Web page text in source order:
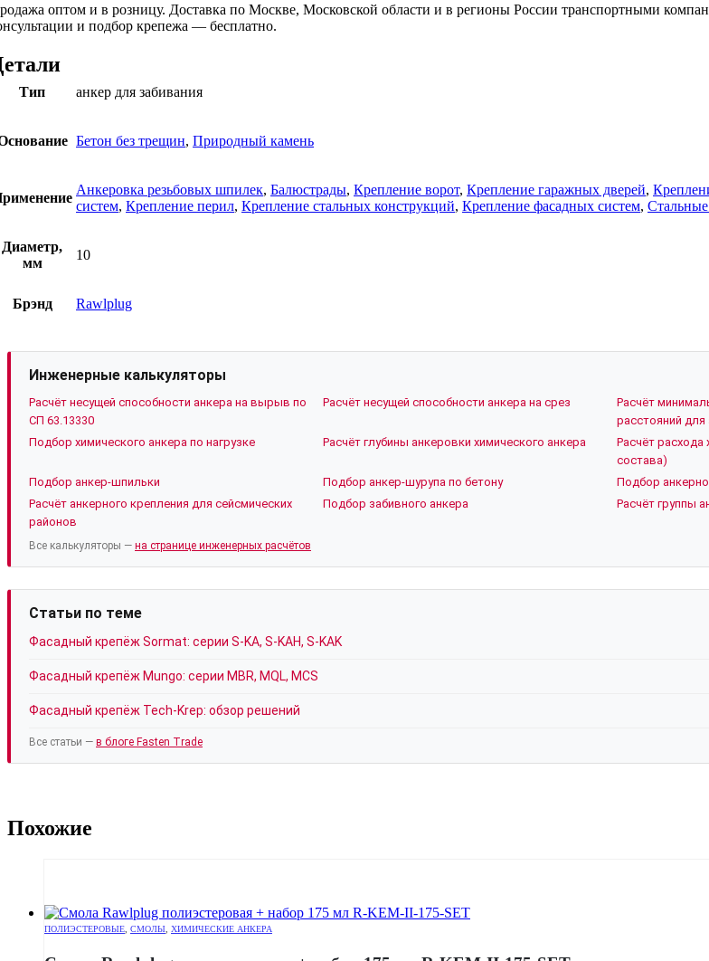
оптом и в розницу. Доставка по Москве, Московской области и в регионы России транспортными
и подбор крепежа — бесплатно.
Тип анкер для забивания
Бетон без трещин, Природный камень
Анкеровка резьбовых шпилек, Балюстрады, Крепление ворот, Крепление гаражных дверей,
систем, Крепление перил, Крепление стальных конструкций, Крепление фасадных систем,
Диаметр,
мм
10
Брэнд Rawlplug
Инженерные калькуляторы
Расчёт несущей способности анкера на вырыв по
СП 63.13330
Расчёт несущей способности анкера на срез
Расчёт
расстояний для
Подбор химического анкера по нагрузке Расчёт глубины анкеровки химического анкера
Расчёт расхода
состава)
Подбор анкер-шпильки
Подбор анкер-шурупа по бетону Подбор
Расчёт анкерного крепления для сейсмических
районов
Подбор забивного анкера Расчёт группы
Все калькуляторы — на странице инженерных расчётов
Статьи по теме
Фасадный крепёж Sormat: серии S-KA, S-KAH, S-KAK
Фасадный крепёж Mungo: серии MBR, MQL, MCS
Фасадный крепёж Tech-Krep: обзор решений
Все статьи — в блоге Fasten Trade
Похожие
ПОЛИЭСТЕРОВЫЕ, СМОЛЫ, ХИМИЧЕСКИЕ АНКЕРА